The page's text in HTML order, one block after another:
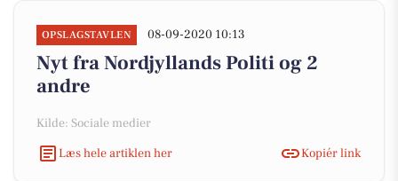
OPSLAGSTAVLEN 08-09-2020 10:13
Nyt fra Nordjyllands Politi og 2
andre
Kilde: Sociale medier
Læs hele artiklen her
Kopiér link